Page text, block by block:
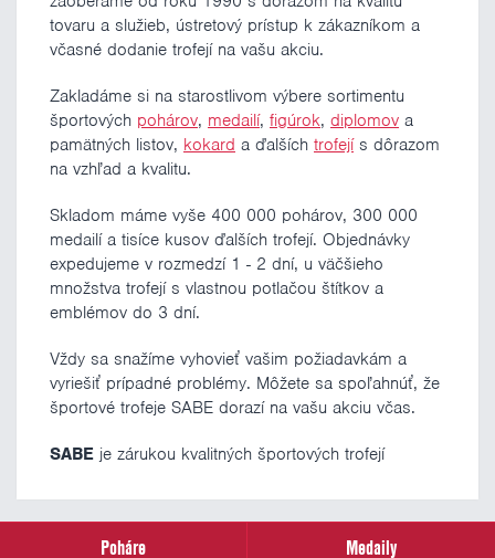
tovaru a služieb, ústretový prístup k zákazníkom a
včasné dodanie trofejí na vašu akciu.
Zakladáme si na starostlivom výbere sortimentu
športových pohárov, medailí, figúrok, diplomov a
pamätných listov, kokard a ďalších trofejís dôrazom
na vzhľad a kvalitu.
Skladom máme vyše 400 000 pohárov, 300 000
medailí a tisíce kusov ďalších trofejí. Objednávky
expedujeme v rozmedzí 1 - 2 dní, u väčšieho
množstva trofejí s vlastnou potlačou štítkov a
emblémov do 3 dní.
Vždy sa snažíme vyhovieť vašim požiadavkám a
vyriešiť prípadné problémy. Môžete sa spoľahnúť, že
športové trofeje SABE dorazí na vašu akciu včas.
SABE je zárukou kvalitných športových trofejí
Poháre
Medaily